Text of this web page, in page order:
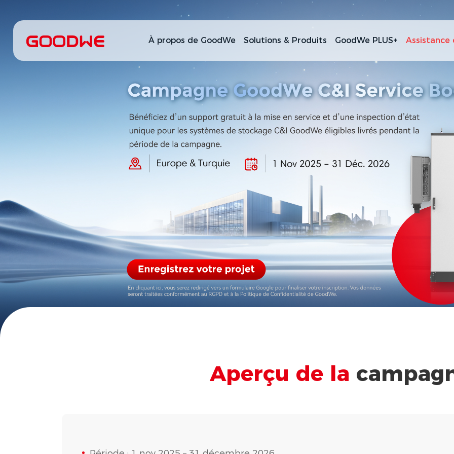
À propos de GoodWe Solutions & Produits GoodWe PLUS+ Assistance
Aperçu de la